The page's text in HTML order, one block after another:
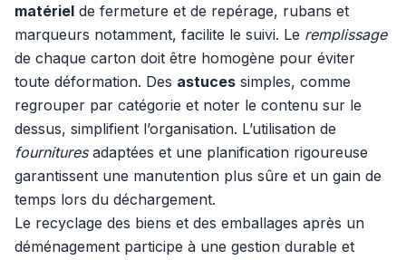
matériel de fermeture et de repérage, rubans et
marqueurs notamment, facilite le suivi. Le remplissage
de chaque carton doit être homogène pour éviter
toute déformation. Des astuces simples, comme
regrouper par catégorie et noter le contenu sur le
dessus, simplifient l’organisation. L’utilisation de
fournituresadaptées et une planification rigoureuse
garantissent une manutention plus sûre et un gain de
temps lors du déchargement.
Le recyclage des biens et des emballages après un
déménagement participe à une gestion durable et